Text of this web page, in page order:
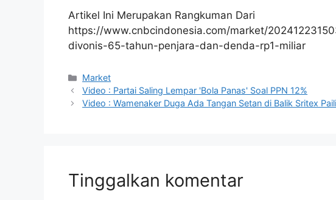
Artikel Ini Merupakan Rangkuman Dari
https://www.cnbcindonesia.com/market/
divonis-65-tahun-penjara-dan-denda-rp1-miliar
Kategori
Market
Video : Partai Saling Lempar 'Bola Panas' Soal PPN 12%
Video : Wamenaker Duga Ada Tangan Setan di Balik Sritex
Tinggalkan komentar